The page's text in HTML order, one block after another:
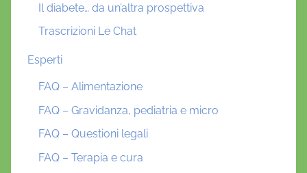
Il diabete… da un’altra prospettiva
Trascrizioni Le Chat
Esperti
FAQ – Alimentazione
FAQ – Gravidanza, pediatria e micro
FAQ – Questioni legali
FAQ – Terapia e cura